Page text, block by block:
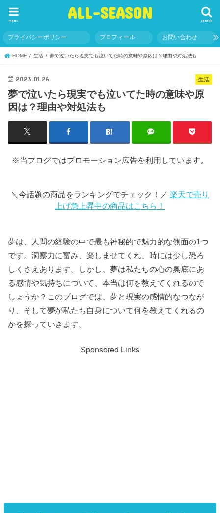
ALL-SEASON search
menu
プライバシーポリシー プロフィール お問い合わせ
HOME 生活 夢で泣いたら現実でも泣いてた時の意味や原因は？理由や対処法も
生活
2023.01.26
夢で泣いたら現実でも泣いてた時の意味や原
因は？理由や対処法も
※当ブログではプロモーション広告を利用しています。
＼今話題の商品をランキングでチェック！／ 楽天で売り
上げ急上昇中の商品はこちら！
夢は、人間の経験の中で最も神秘的で魅力的な側面の1つ
です。洞察力に富み、楽しませてくれ、時には少し恐ろ
しくさえあります。しかし、夢は私たちの心の奥底にあ
る感情や気持ちについて、本当は何を教えてくれるので
しょうか？このブログでは、夢と現実の感情的なつなが
り、そして夢が私たち自身について何を教えてくれるの
かを探っていきます。
Sponsored Links